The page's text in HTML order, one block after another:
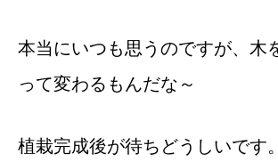
本当にいつも思うのですが、木
って変わるもんだな～
植栽完成後が待ちどうしいです。